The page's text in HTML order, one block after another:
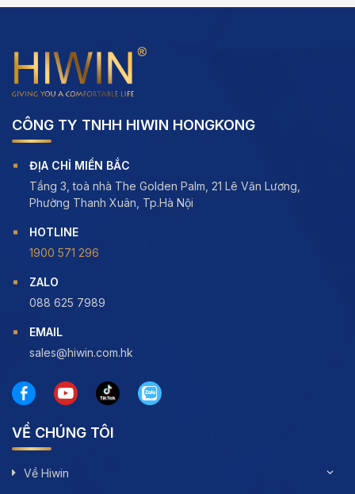
CÔNG TY TNHH HIWIN HONGKONG
ĐỊA CHỈ MIỀN BẮC
Tầng 3, toà nhà The Golden Palm, 21 Lê Văn Lương,
Phường Thanh Xuân, Tp.Hà Nội
HOTLINE
1900 571 296
ZALO
088 625 7989
EMAIL
sales@hiwin.com.hk
VỀ CHÚNG TÔI
Về Hiwin